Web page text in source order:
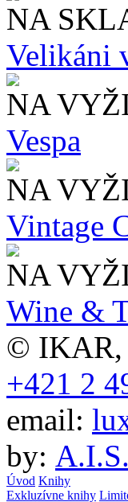
NA
Velikáni
NA
Vespa
NA
Vintage
NA
Wine &
© IKAR,
+421 2
email:
by: A.I.S.
Úvod Knihy
Exkluzívne knihy